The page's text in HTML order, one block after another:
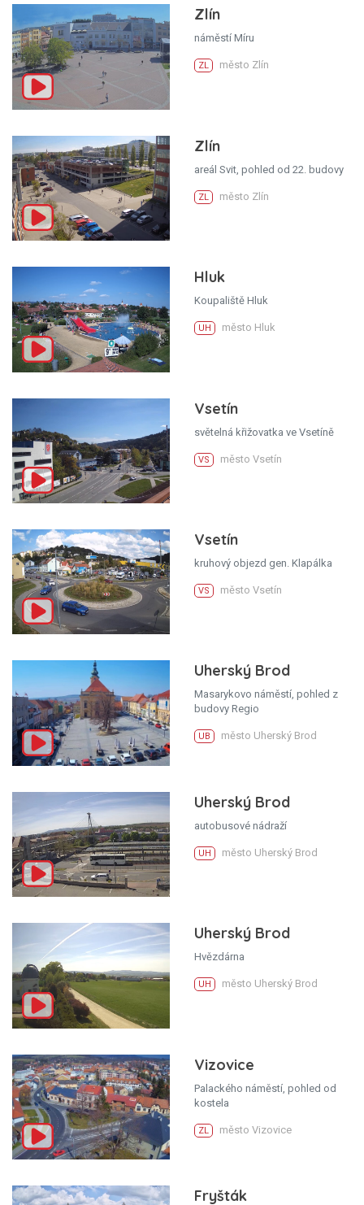
Zlín
náměstí Míru
ZL město Zlín
Zlín
areál Svit, pohled od 22. budovy
ZL město Zlín
Hluk
Koupaliště Hluk
UH město Hluk
Vsetín
světelná křižovatka ve Vsetíně
VS město Vsetín
Vsetín
kruhový objezd gen. Klapálka
VS město Vsetín
Uherský Brod
Masarykovo náměstí, pohled z
budovy Regio
UB město Uherský Brod
Uherský Brod
autobusové nádraží
UH město Uherský Brod
Uherský Brod
Hvězdárna
UH město Uherský Brod
Vizovice
Palackého náměstí, pohled od
kostela
ZL město Vizovice
Fryšták